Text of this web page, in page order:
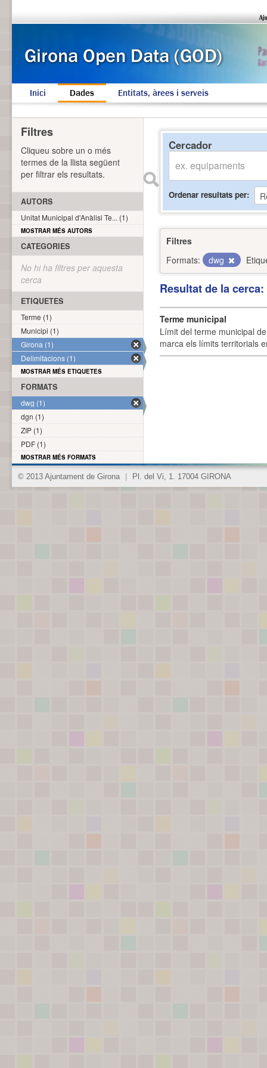
Inici Dades Entitats, àrees i serveis
Cercador
Ordenar resultats per
Filtres
Formats:
dwg
Resultat de la
Terme municipal
Límit del terme municipal
marca els límits territorials
Filtres
Cliqueu sobre un o més
termes de la llista següent
per filtrar els resultats.
AUTORS
Unitat Municipal d'Anàlisi Te... (1)
MOSTRAR MÉS AUTORS
CATEGORIES
No hi ha filtres per aquesta
cerca
ETIQUETES
Terme (1)
Municipi (1)
Girona (1)
Delimitacions (1)
MOSTRAR MÉS ETIQUETES
FORMATS
dwg (1)
dgn (1)
ZIP (1)
PDF (1)
MOSTRAR MÉS FORMATS
© 2013 Ajuntament de Girona Pl. del Vi, 1. 17004 GIRONA